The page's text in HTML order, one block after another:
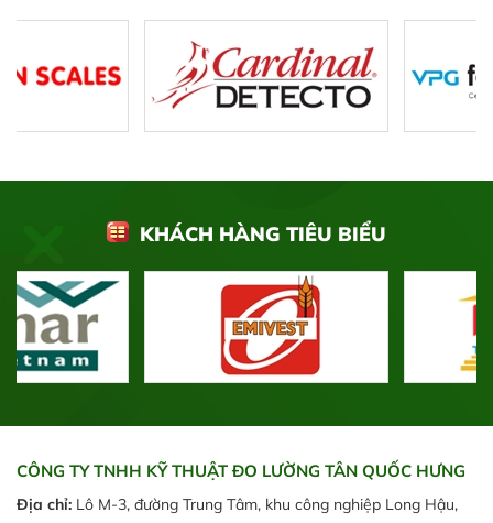
KHÁCH HÀNG TIÊU BIỂU
CÔNG TY TNHH KỸ THUẬT ĐO LƯỜNG TÂN QUỐC HƯNG
Địa chỉ: Lô M-3, đường Trung Tâm, khu công nghiệp Long Hậu,